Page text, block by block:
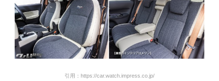
引用：https://car.watch.impress.co.jp/